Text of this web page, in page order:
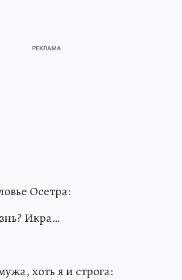
Осетра:
Икра…
хоть я и строга: